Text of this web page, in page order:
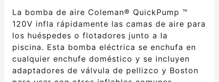
La bomba de aire Coleman® QuickPump ™
120V infla rápidamente las camas de aire para
los huéspedes o flotadores junto a la
piscina. Esta bomba eléctrica se enchufa en
cualquier enchufe doméstico y se incluyen
adaptadores de válvula de pellizco y Boston